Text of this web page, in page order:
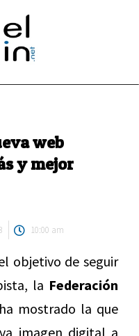
web
y mejor
10:00 am
objetivo de seguir
la Federación
mostrado la que
imagen digital a